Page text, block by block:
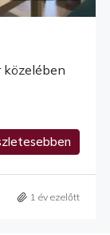
közelében
1 év ezelőtt